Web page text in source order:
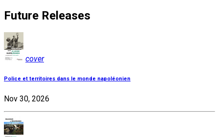
Future Releases
cover
Police et territoires dans le monde napoléonien
Nov 30, 2026